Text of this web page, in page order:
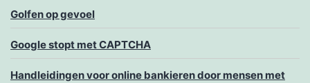
Golfen op gevoel
Google stopt met CAPTCHA
Handleidingen voor online bankieren door mensen met